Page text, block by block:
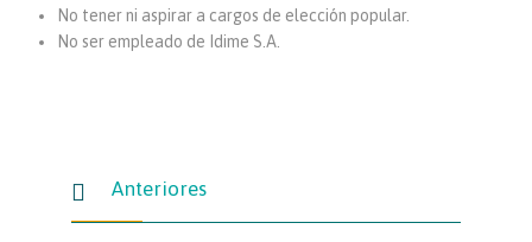
No tener ni aspirar a cargos de elección popular.
No ser empleado de Idime S.A.
 Anteriores